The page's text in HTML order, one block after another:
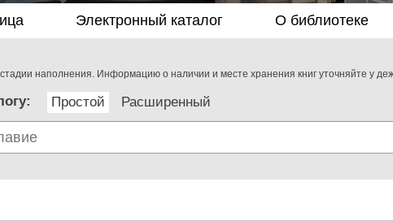
Электронный каталог О библиотеке
стадии наполнения. Информацию о наличии и месте хранения книг уточняйте у
Простой Расширенный